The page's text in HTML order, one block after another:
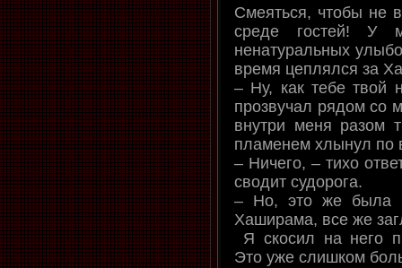
Смеяться, чтобы не
среде гостей! У
ненатуральных
время цеплялся за
– Ну, как тебе твой
прозвучал рядом со
внутри меня разом
пламенем хлынул по
– Ничего, – тихо
сводит судорога.
– Но, это же была
Хаширама, все же
Я скосил на него
Это уже слишком